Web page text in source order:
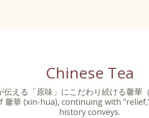
Chinese Tea
える「原味」にこだわり続ける馨華
華 (xin-hua), continuing with
history conveys.